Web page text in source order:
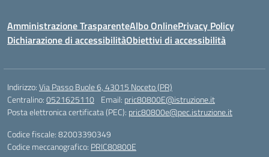
Amministrazione TrasparenteAlbo OnlinePrivacy Policy
Dichiarazione di accessibilitàObiettivi di accessibilità
Indirizzo:Via Passo Buole 6, 43015 Noceto (PR)
Centralino:0521625110 Email: pric80800E@istruzione.it
Posta elettronica certificata (PEC): pric80800e@pec.istruzione.it
Codice fiscale: 82003390349
Codice meccanografico: PRIC80800E